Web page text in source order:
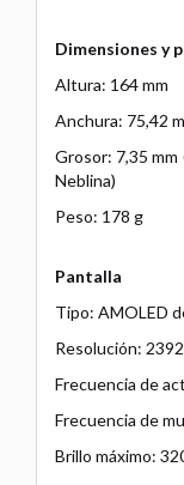
Dimensiones y
Altura: 164 mm
Anchura: 75,42
Grosor: 7,35 mm
Neblina)
Peso: 178 g
Pantalla
Tipo: AMOLED
Resolución:
Frecuencia de
Frecuencia de
Brillo máximo: